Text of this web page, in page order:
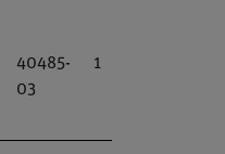
40485-
03
1